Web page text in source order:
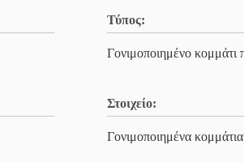
Τύπος:
Γονιμοποιημένο κομμάτι
Στοιχείο:
Γονιμοποιημένα